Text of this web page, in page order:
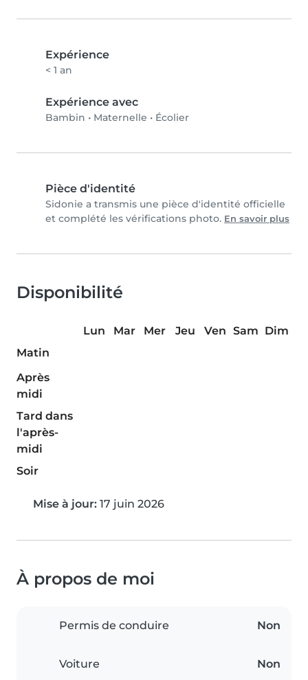
Expérience
< 1 an
Expérience avec
Bambin • Maternelle • Écolier
Pièce d'identité
Sidonie a transmis une pièce d'identité officielle
et complété les vérifications photo. En savoir plus
Disponibilité
Lun Mar Mer Jeu Ven Sam Dim
Matin
Après
midi
Tard dans
l'après-
midi
Soir
Mise à jour: 17 juin 2026
À propos de moi
Permis de conduire Non
Voiture Non